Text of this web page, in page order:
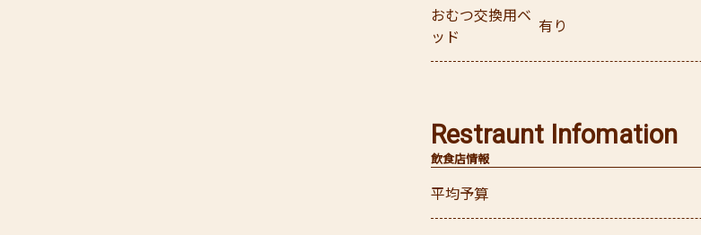
おむつ交換用ベ
ッド
有り
飲食店情報
Restraunt Infomation
平均予算